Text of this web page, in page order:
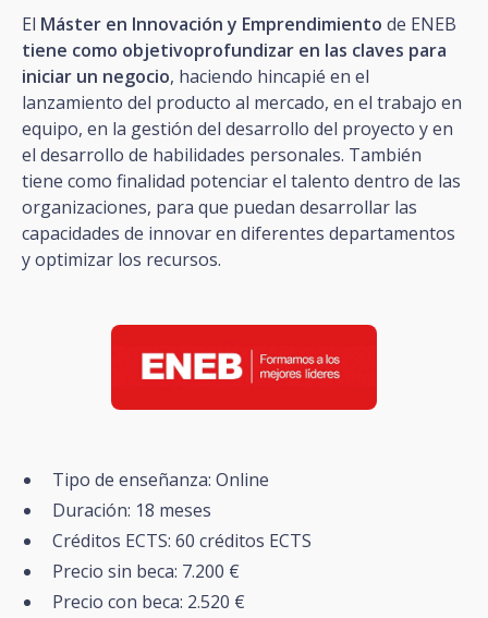
El Máster en Innovación y Emprendimiento de ENEB
tiene como objetivoprofundizar en las claves para
iniciar un negocio, haciendo hincapié en el
lanzamiento del producto al mercado, en el trabajo en
equipo, en la gestión del desarrollo del proyecto y en
el desarrollo de habilidades personales. También
tiene como finalidad potenciar el talento dentro de las
organizaciones, para que puedan desarrollar las
capacidades de innovar en diferentes departamentos
y optimizar los recursos.
Tipo de enseñanza: Online
Duración: 18 meses
Créditos ECTS: 60 créditos ECTS
Precio sin beca: 7.200 €
Precio con beca: 2.520 €